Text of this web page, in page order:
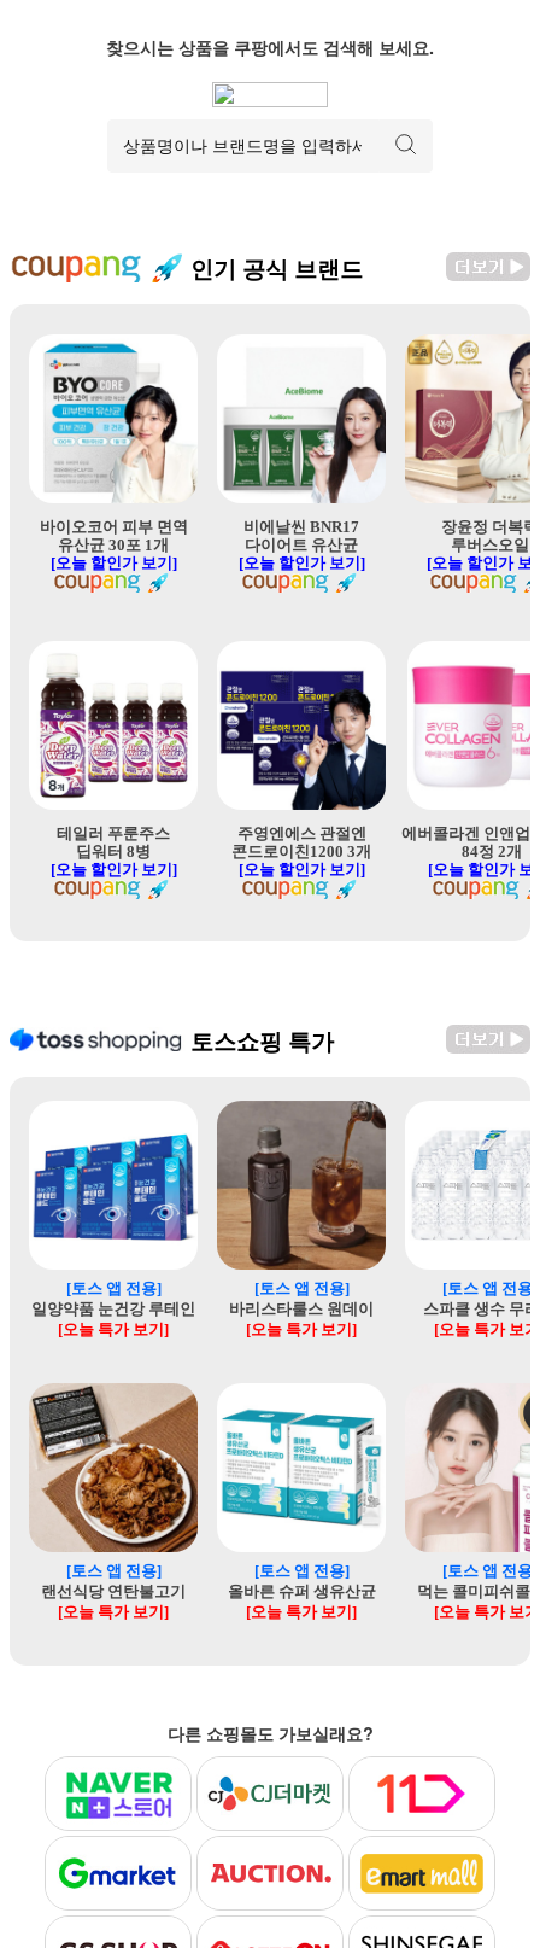
찾으시는 상품을 쿠팡에서도 검색해 보세요.
다른 쇼핑몰도 가보실래요?